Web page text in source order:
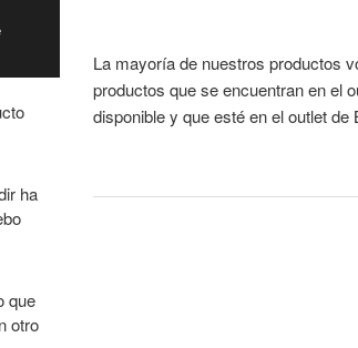
ha
que
otro
La mayoría de nuestros productos
productos que se encuentran en el
disponible y que esté en el outlet